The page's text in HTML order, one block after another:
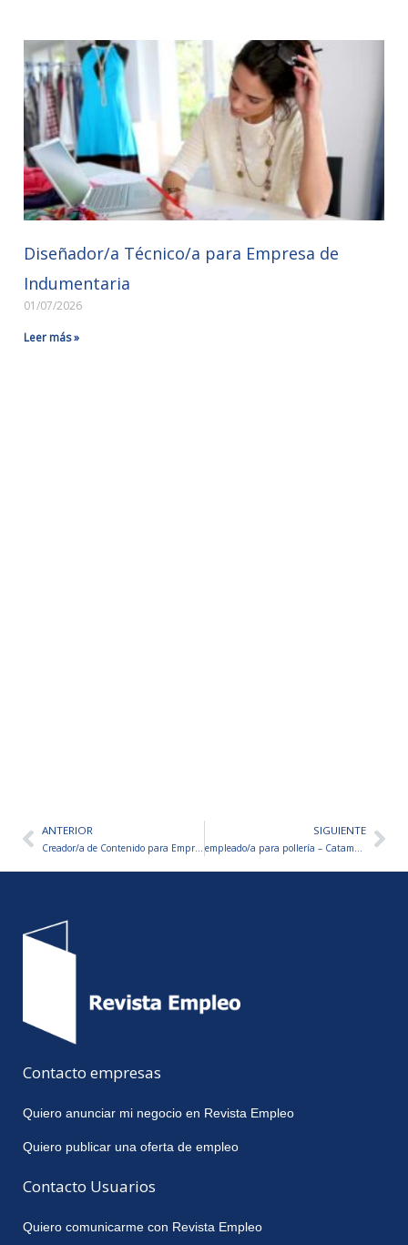
Diseñador/a Técnico/a para Empresa de
Indumentaria
01/07/2026
Leer más »
AntANTERIOR
Creador/a de Contenido para Empresa de Tecnología
SIGUIENTE
empleado/a para pollería – Catamarca
Contacto empresas
Quiero anunciar mi negocio en Revista Empleo
Quiero publicar una oferta de empleo
Contacto Usuarios
Quiero comunicarme con Revista Empleo